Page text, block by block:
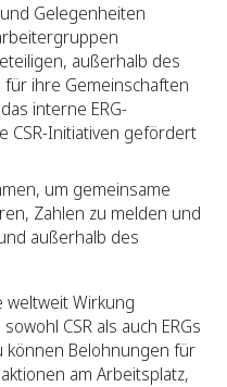
Gelegenheiten
außerhalb des
ihre Gemeinschaften
interne ERG-
CSR-Initiativen gefördert
um gemeinsame
Zahlen zu melden und
außerhalb des
weltweit Wirkung
CSR als auch ERGs
können Belohnungen für
am Arbeitsplatz,